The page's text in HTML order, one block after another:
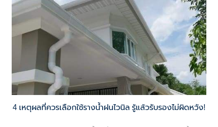
4 เหตุผลที่ควรเลือกใช้รางน้ำฝนไวนิล รู้แล้วรับรองไม่ผิดหวัง!